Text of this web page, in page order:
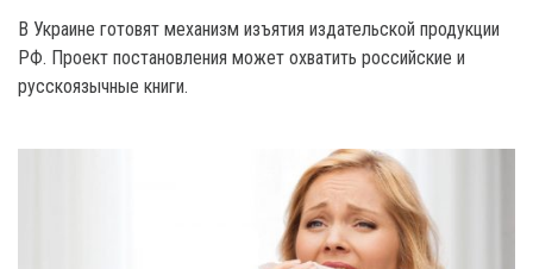
В Украине готовят механизм изъятия издательской продукции
РФ. Проект постановления может охватить российские и
русскоязычные книги.